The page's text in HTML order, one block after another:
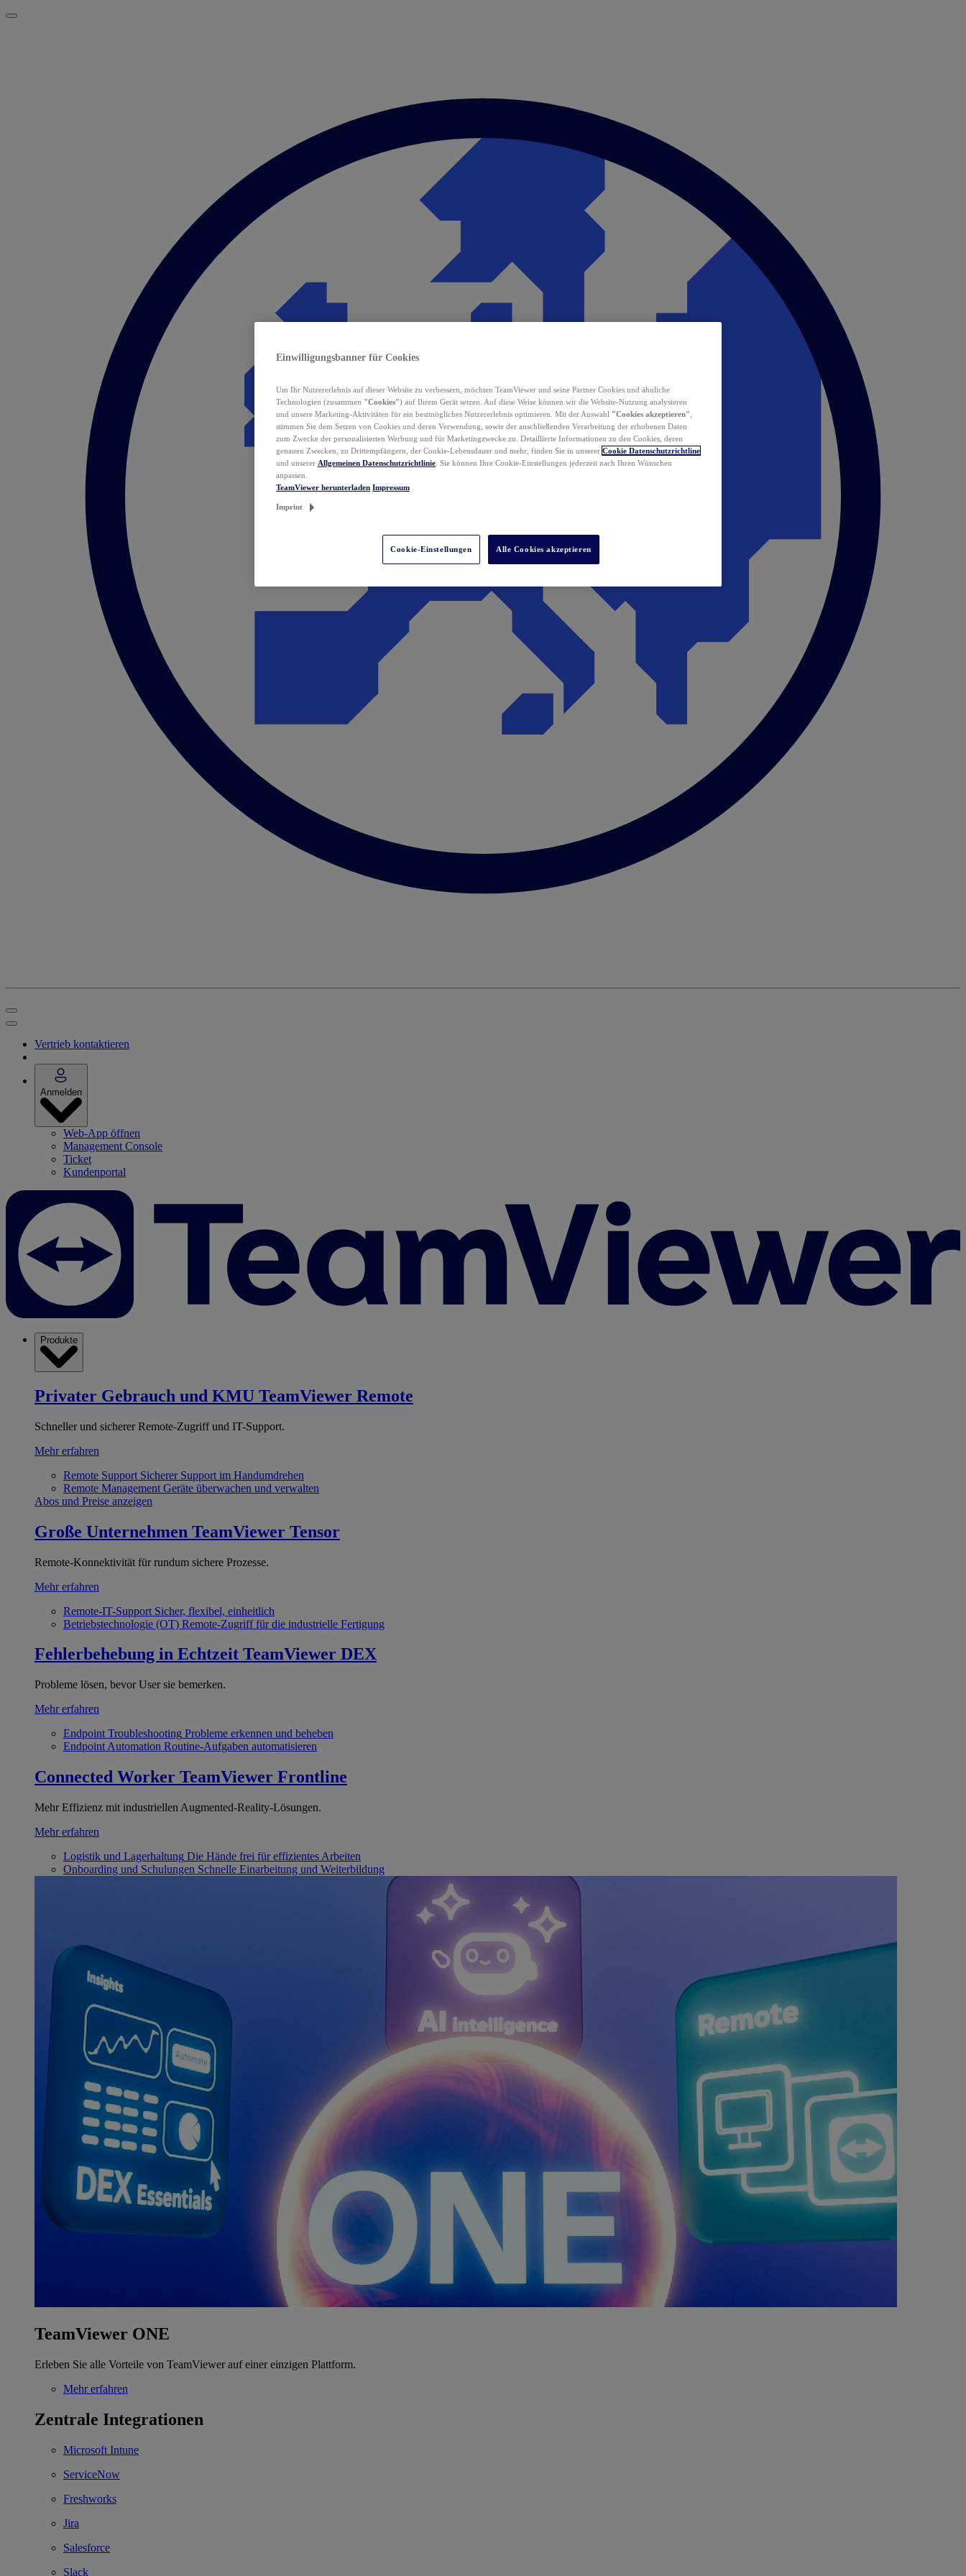
Vertrieb kontaktieren
Anmelden
Web-App öffnen
Management Console
Ticket
Kundenportal
Produkte
Privater Gebrauch und KMU TeamViewer Remote
Schneller und sicherer Remote-Zugriff und IT-Support.
Mehr erfahren
Remote Support Sicherer Support im Handumdrehen
Remote Management Geräte überwachen und verwalten
Abos und Preise anzeigen
Große Unternehmen TeamViewer Tensor
Remote-Konnektivität für rundum sichere Prozesse.
Mehr erfahren
Remote-IT-Support Sicher, flexibel, einheitlich
Betriebstechnologie (OT) Remote-Zugriff für die industrielle Fertigung
Fehlerbehebung in Echtzeit TeamViewer DEX
Probleme lösen, bevor User sie bemerken.
Mehr erfahren
Endpoint Troubleshooting Probleme erkennen und beheben
Endpoint Automation Routine-Aufgaben automatisieren
Connected Worker TeamViewer Frontline
Mehr Effizienz mit industriellen Augmented-Reality-Lösungen.
Mehr erfahren
Logistik und Lagerhaltung Die Hände frei für effizientes Arbeiten
Onboarding und Schulungen Schnelle Einarbeitung und Weiterbildung
TeamViewer ONE
Erleben Sie alle Vorteile von TeamViewer auf einer einzigen Plattform.
Mehr erfahren
Zentrale Integrationen
Microsoft Intune
ServiceNow
Freshworks
Jira
Salesforce
Slack
Einwilligungsbanner für Cookies
Um Ihr Nutzererlebnis auf dieser Website zu verbessern, möchten TeamViewer und seine Partner Cookies und ähnliche
Technologien (zusammen "Cookies") auf Ihrem Gerät setzen. Auf diese Weise können wir die Website-Nutzung analysieren
und unsere Marketing-Aktivitäten für ein bestmögliches Nutzererlebnis optimieren. Mit der Auswahl "Cookies akzeptieren"
stimmen Sie dem Setzen von Cookies und deren Verwendung, sowie der anschließenden Verarbeitung der erhobenen Daten
zum Zwecke der personalisierten Werbung und für Marketingzwecke zu. Detaillierte Informationen zu den Cookies, deren
genauen Zwecken, zu Drittempfängern, der Cookie-Lebensdauer und mehr, finden Sie in unserer Cookie Datenschutzrichtline
und unserer Allgemeinen Datenschutzrichtlinie . Sie können Ihre Cookie-Einstellungen jederzeit nach Ihren Wünschen
anpassen.
TeamViewer herunterladen Impressum
Imprint
Cookie-Einstellungen Alle Cookies akzeptieren